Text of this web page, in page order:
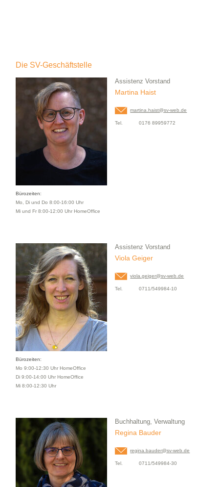
Die SV-Geschäftstelle
Assistenz Vorstand
Martina Haist
martina.haist@sv-web.de
Tel. 0176 89959772
Bürozeiten:
Mo, Di und Do 8:00-16:00 Uhr
Mi und Fr 8:00-12:00 Uhr HomeOffice
Assistenz Vorstand
Viola Geiger
viola.geiger@sv-web.de
Tel. 0711/549984-10
Bürozeiten:
Mo 9:00-12:30 Uhr HomeOffice
Di 9:00-14:00 Uhr HomeOffice
Mi 8:00-12:30 Uhr
Buchhaltung, Verwaltung
Regina Bauder
regina.bauder@sv-web.de
Tel. 0711/549984-30